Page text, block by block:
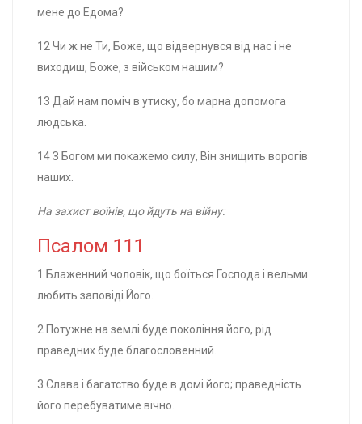
мене до Едома?
12 Чи ж не Ти, Боже, що відвернувся від нас і не
виходиш, Боже, з військом нашим?
13 Дай нам поміч в утиску, бо марна допомога
людська.
14 З Богом ми покажемо силу, Він знищить ворогів
наших.
На захист воїнів, що йдуть на війну:
Псалом 111
1 Блаженний чоловік, що боїться Господа і вельми
любить заповіді Його.
2 Потужне на землі буде покоління його, рід
праведних буде благословенний.
3 Слава і багатство буде в домі його; праведність
його перебуватиме вічно.